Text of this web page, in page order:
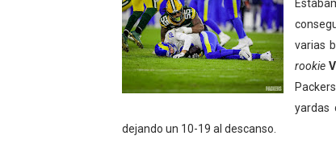
varias
rookie
dejando un 10-19 al descanso.